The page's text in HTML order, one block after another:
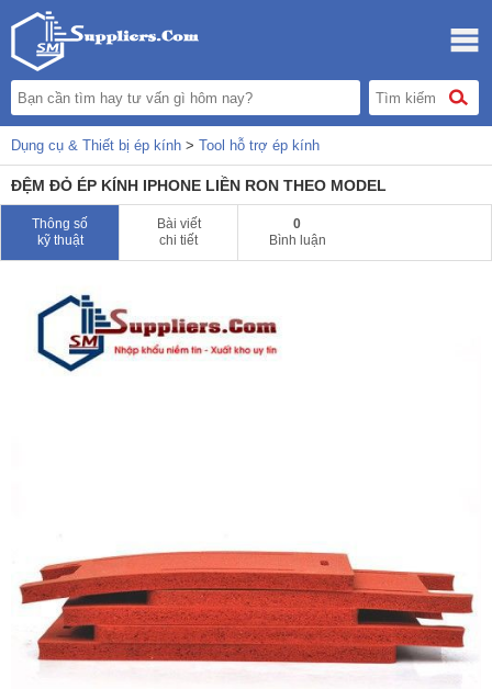
Dụng cụ & Thiết bị ép kính > Tool hỗ trợ ép kính
ĐỆM ĐỎ ÉP KÍNH IPHONE LIỀN RON THEO MODEL
Thông số
kỹ thuật
Bài viết
chi tiết
0
Bình luận